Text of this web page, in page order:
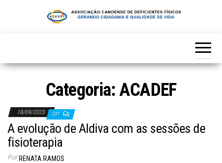
Categoria: ACADEF
18/09/2023 Off
A evolução de Aldiva com as sessões de
fisioterapia
Por RENATA RAMOS